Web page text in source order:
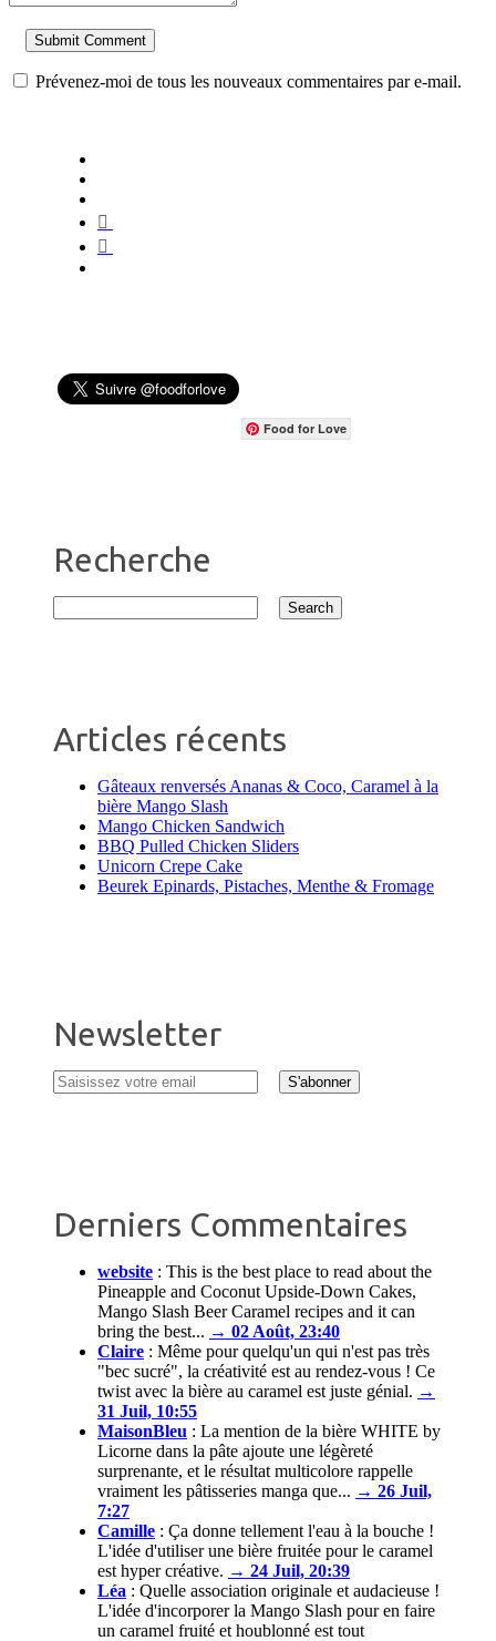
Prévenez-moi de tous les nouveaux commentaires par e-mail.
Food for Love
Recherche
Articles récents
Gâteaux renversés Ananas & Coco, Caramel à la
bière Mango Slash
Mango Chicken Sandwich
BBQ Pulled Chicken Sliders
Unicorn Crepe Cake
Beurek Epinards, Pistaches, Menthe & Fromage
Newsletter
Derniers Commentaires
website : This is the best place to read about the
Pineapple and Coconut Upside-Down Cakes,
Mango Slash Beer Caramel recipes and it can
bring the best... → 02 Août, 23:40
Claire : Même pour quelqu'un qui n'est pas très
"bec sucré", la créativité est au rendez-vous ! Ce
twist avec la bière au caramel est juste génial. →
31 Juil, 10:55
MaisonBleu : La mention de la bière WHITE by
Licorne dans la pâte ajoute une légèreté
surprenante, et le résultat multicolore rappelle
vraiment les pâtisseries manga que... → 26 Juil,
7:27
Camille : Ça donne tellement l'eau à la bouche !
L'idée d'utiliser une bière fruitée pour le caramel
est hyper créative. → 24 Juil, 20:39
Léa : Quelle association originale et audacieuse !
L'idée d'incorporer la Mango Slash pour en faire
un caramel fruité et houblonné est tout